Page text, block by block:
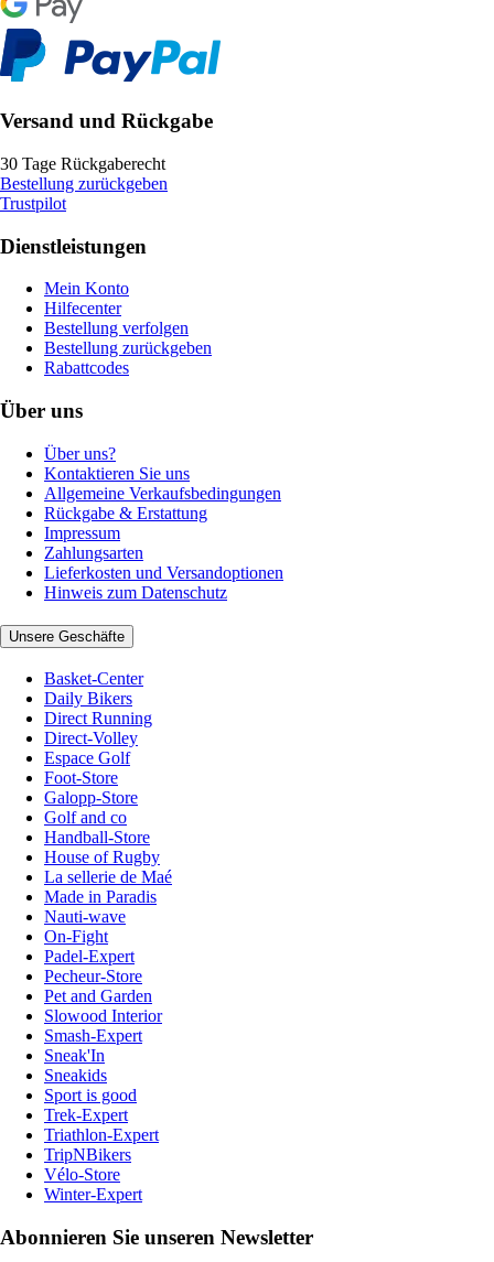
Versand und Rückgabe
30 Tage Rückgaberecht
Bestellung zurückgeben
Trustpilot
Dienstleistungen
Mein Konto
Hilfecenter
Bestellung verfolgen
Bestellung zurückgeben
Rabattcodes
Über uns
Über uns?
Kontaktieren Sie uns
Allgemeine Verkaufsbedingungen
Rückgabe & Erstattung
Impressum
Zahlungsarten
Lieferkosten und Versandoptionen
Hinweis zum Datenschutz
Unsere Geschäfte
Basket-Center
Daily Bikers
Direct Running
Direct-Volley
Espace Golf
Foot-Store
Galopp-Store
Golf and co
Handball-Store
House of Rugby
La sellerie de Maé
Made in Paradis
Nauti-wave
On-Fight
Padel-Expert
Pecheur-Store
Pet and Garden
Slowood Interior
Smash-Expert
Sneak'In
Sneakids
Sport is good
Trek-Expert
Triathlon-Expert
TripNBikers
Vélo-Store
Winter-Expert
Abonnieren Sie unseren Newsletter